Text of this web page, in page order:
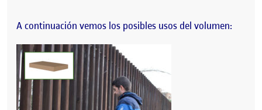
A continuación vemos los posibles usos del volumen: